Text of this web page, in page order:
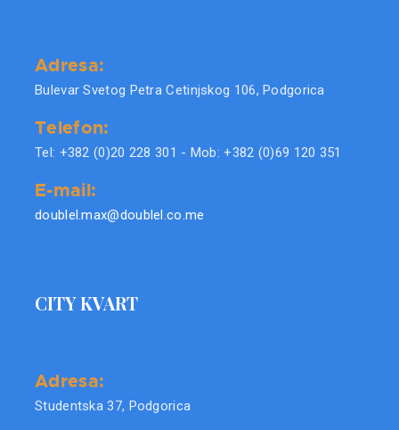
Adresa:
Bulevar Svetog Petra Cetinjskog 106, Podgorica
Telefon:
Tel: +382 (0)20 228 301 - Mob: +382 (0)69 120 351
E-mail:
doublel.max@doublel.co.me
CITY KVART
Adresa:
Studentska 37, Podgorica